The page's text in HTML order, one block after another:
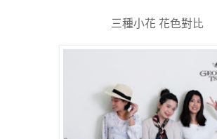
三種小花 花色對比